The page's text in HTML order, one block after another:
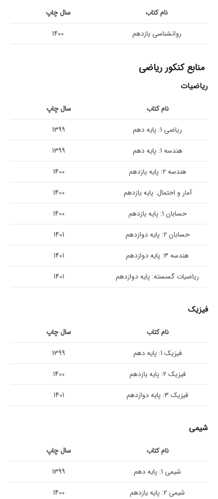
نام کتاب
سال چاپ
روانشناسی یازدهم
1400
منابع کنکور ریاضی
ریاضیات
نام کتاب
سال چاپ
ریاضی 1: پایه دهم
1399
هندسه 1: پایه دهم
1399
هندسه 2: پایه یازدهم
1400
آمار و احتمال: پایه یازدهم
1400
حسابان 1: پایه یازدهم
1400
حسابان 2: پایه دوازدهم
1401
هندسه 3: پایه دوازدهم
1401
ریاضیات گسسته: پایه دوازدهم
1401
فیزیک
نام کتاب
سال چاپ
فیزیک 1: پایه دهم
1399
فیزیک 2: پایه یازدهم
1400
فیزیک 3: پایه دوازدهم
1401
شیمی
نام کتاب
سال چاپ
شیمی 1: پایه دهم
1399
شیمی 2: پایه یازدهم
1400